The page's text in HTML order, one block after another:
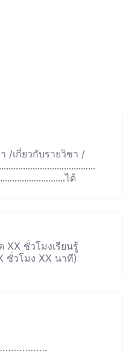
/เกี่ยวกับรายวิชา /
ได้
XX ชั่วโมงเรียนรู้
ชั่วโมง XX นาที)